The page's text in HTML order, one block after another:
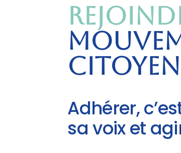
Adhérer,
sa voix et